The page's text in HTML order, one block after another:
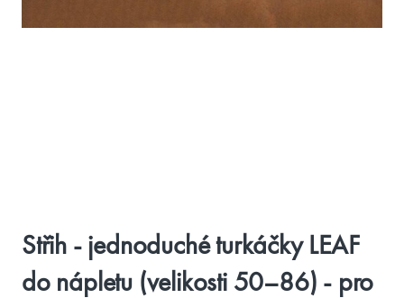
Střih - jednoduché turkáčky LEAF
do nápletu (velikosti 50–86) - pro